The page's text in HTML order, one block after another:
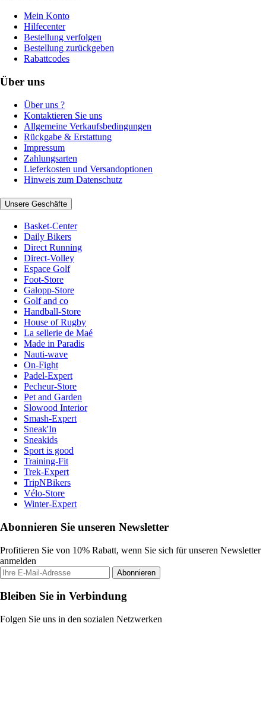
Mein Konto
Hilfecenter
Bestellung verfolgen
Bestellung zurückgeben
Rabattcodes
Über uns
Über uns ?
Kontaktieren Sie uns
Allgemeine Verkaufsbedingungen
Rückgabe & Erstattung
Impressum
Zahlungsarten
Lieferkosten und Versandoptionen
Hinweis zum Datenschutz
Unsere Geschäfte
Basket-Center
Daily Bikers
Direct Running
Direct-Volley
Espace Golf
Foot-Store
Galopp-Store
Golf and co
Handball-Store
House of Rugby
La sellerie de Maé
Made in Paradis
Nauti-wave
On-Fight
Padel-Expert
Pecheur-Store
Pet and Garden
Slowood Interior
Smash-Expert
Sneak'In
Sneakids
Sport is good
Training-Fit
Trek-Expert
TripNBikers
Vélo-Store
Winter-Expert
Abonnieren Sie unseren Newsletter
Profitieren Sie von 10% Rabatt, wenn Sie sich für unseren Newsletter
anmelden
Abonnieren
Bleiben Sie in Verbindung
Folgen Sie uns in den sozialen Netzwerken